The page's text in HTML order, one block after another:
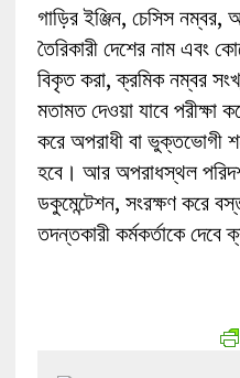
গাড়ির ইঞ্জিন, চেসিস নম্বর,
তৈরিকারী দেশের নাম এবং
বিকৃত করা, ক্রমিক নম্বর
মতামত দেওয়া যাবে পরীক্ষা
করে অপরাধী বা ভুক্তভোগী
হবে। আর অপরাধস্থল
ডকুমেন্টেশন, সংরক্ষণ করে
তদন্তকারী কর্মকর্তাকে দেবে